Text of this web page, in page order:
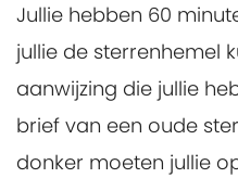
Jullie hebben 60
jullie de sterrenhemel
aanwijzing die jullie
brief van een oude
donker moeten jullie